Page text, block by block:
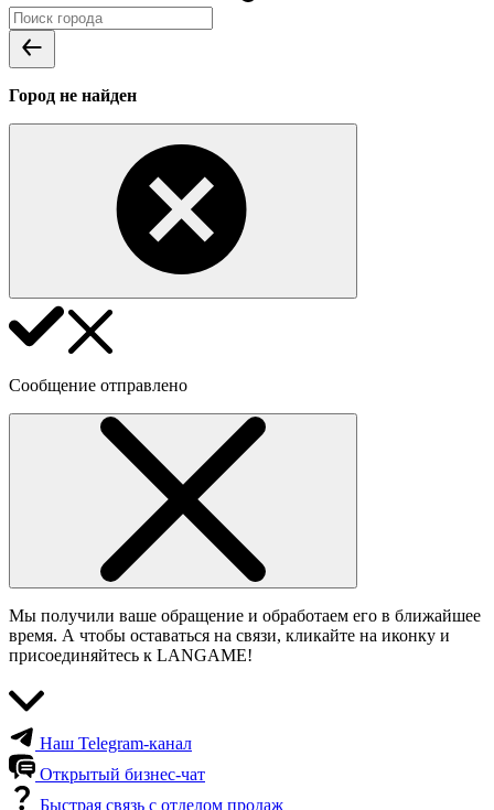
Город не найден
Сообщение отправлено
Мы получили ваше обращение и обработаем его в ближайшее
время. А чтобы оставаться на связи, кликайте на иконку и
присоединяйтесь к LANGAME!
Наш Telegram-канал
Открытый бизнес-чат
Быстрая связь с отделом продаж